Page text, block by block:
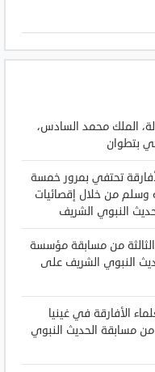
الملك محمد السادس،
بتطوان
تحتفي بمرور خمسة
وسلم من خلال إقصائيات
النبوي الشريف
الثالثة من مسابقة مؤسسة
النبوي الشريف على
الأفارقة في غينيا
من مسابقة الحديث النبوي